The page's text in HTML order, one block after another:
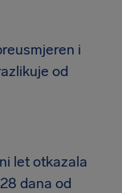
i
od
let otkazala
dana od